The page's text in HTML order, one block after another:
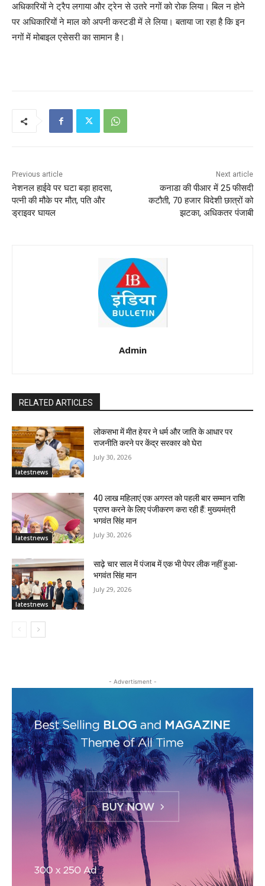
अधिकारियों ने ट्रैप लगाया और ट्रेन से उतरे नगों को रोक लिया। बिल न होने
पर अधिकारियों ने माल को अपनी कस्टडी में ले लिया। बताया जा रहा है कि इन
नगों में मोबाइल एसेसरी का सामान है।
Previous article
नेशनल हाईवे पर घटा बड़ा हादसा,
पत्नी की मौके पर मौत, पति और
ड्राइवर घायल
Next article
कनाडा की पीआर में 25 फीसदी
कटौती, 70 हजार विदेशी छात्रों को
झटका, अधिकतर पंजाबी
Admin
RELATED ARTICLES
latestnews
लोकसभा में मीत हेयर ने धर्म और जाति के आधार पर
राजनीति करने पर केंद्र सरकार को घेरा
July 30, 2026
latestnews
40 लाख महिलाएं एक अगस्त को पहली बार सम्मान राशि
प्राप्त करने के लिए पंजीकरण करा रही हैं: मुख्यमंत्री
भगवंत सिंह मान
July 30, 2026
latestnews
साढ़े चार साल में पंजाब में एक भी पेपर लीक नहीं हुआ-
भगवंत सिंह मान
July 29, 2026
- Advertisment -